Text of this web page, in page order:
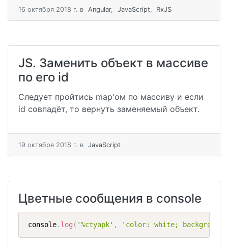
16 октября 2018 г. в Angular, JavaScript, RxJS
JS. Заменить объект в массиве
по его id
Следует пройтись map'ом по массиву и если
id совпадёт, то вернуть заменяемый объект.
19 октября 2018 г. в JavaScript
Цветные сообщения в console
console. log ( '%ctyapk' , 'color: white;